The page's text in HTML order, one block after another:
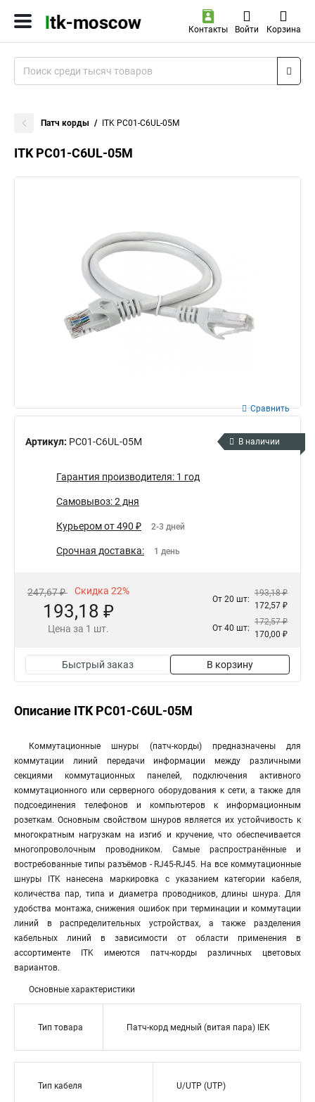
Контакты Войти Корзина
Патч корды ITK PC01-C6UL-05M
ITK PC01-C6UL-05M
Артикул: PC01-C6UL-05M
Сравнить
В наличии
Гарантия производителя: 1 год
Самовывоз: 2 дня
Курьером от 490 ₽ 2-3 дней
Срочная доставка: 1 день
247,67 ₽ Скидка 22%
193,18 ₽
Цена за 1 шт.
От 20 шт:
193,18 ₽
172,57 ₽
От 40 шт:
172,57 ₽
170,00 ₽
Быстрый заказ В корзину
Описание ITK PC01-C6UL-05M
Коммутационные шнуры (патч-корды) предназначены для
коммутации линий передачи информации между различными
секциями коммутационных панелей, подключения активного
коммутационного или серверного оборудования к сети, а также для
подсоединения телефонов и компьютеров к информационным
розеткам. Основным свойством шнуров является их устойчивость к
многократным нагрузкам на изгиб и кручение, что обеспечивается
многопроволочным проводником. Самые распространённые и
востребованные типы разъёмов - RJ45-RJ45. На все коммутационные
шнуры ITK нанесена маркировка с указанием категории кабеля,
количества пар, типа и диаметра проводников, длины шнура. Для
удобства монтажа, снижения ошибок при терминации и коммутации
линий в распределительных устройствах, а также разделения
кабельных линий в зависимости от области применения в
ассортименте ITK имеются патч-корды различных цветовых
вариантов.
Основные характеристики
Тип товара Патч-корд медный (витая пара) IEK
Тип кабеля U/UTP (UTP)